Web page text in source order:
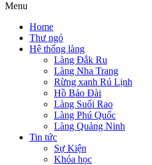
Menu
Home
Thư ngỏ
Hệ thống làng
Làng Đắk Ru
Làng Nha Trang
Rừng xanh Rú Lịnh
Hồ Bảo Đài
Làng Suối Rao
Làng Phú Quốc
Làng Quảng Ninh
Tin tức
Sự Kiện
Khóa học